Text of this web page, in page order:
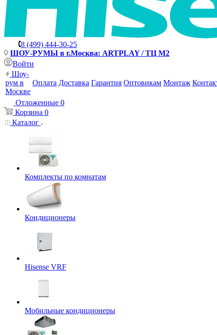
8 (499) 444-30-25
ШОУ-РУМЫ в г.Москва: ARTPLAY / ТЦ М2
Войти
Шоу-
рум в
Москве
Оплата Доставка Гарантия Оптовикам Монтаж
Отложенные 0
Корзина 0
Каталог
Комплекты по комнатам
Кондиционеры
Hisense VRF
Мобильные кондиционеры